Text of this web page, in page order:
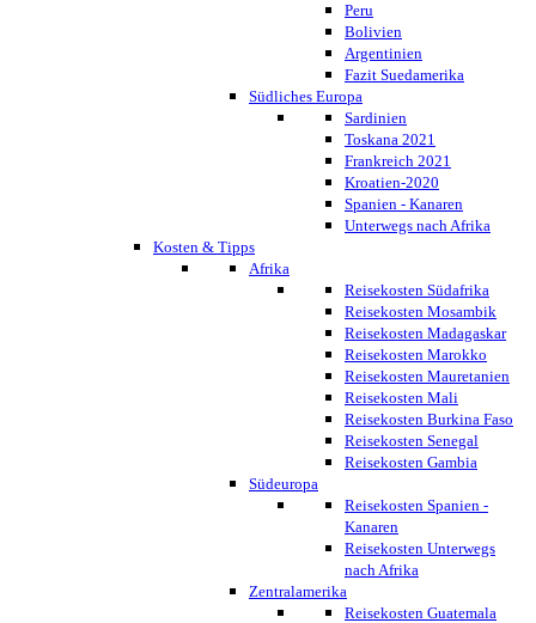
Peru
Bolivien
Argentinien
Fazit Suedamerika
Südliches Europa
Sardinien
Toskana 2021
Frankreich 2021
Kroatien-2020
Spanien - Kanaren
Unterwegs nach Afrika
Kosten & Tipps
Afrika
Reisekosten Südafrika
Reisekosten Mosambik
Reisekosten Madagaskar
Reisekosten Marokko
Reisekosten Mauretanien
Reisekosten Mali
Reisekosten Burkina Faso
Reisekosten Senegal
Reisekosten Gambia
Südeuropa
Reisekosten Spanien -
Kanaren
Reisekosten Unterwegs
nach Afrika
Zentralamerika
Reisekosten Guatemala